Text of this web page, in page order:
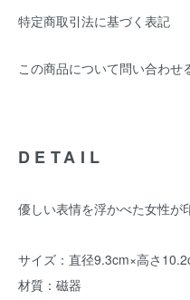
特定商取引法に基づく表記
この商品について問い合わせ
DETAIL
優しい表情を浮かべた女性が
サイズ：直径9.3cm×高さ
材質：磁器